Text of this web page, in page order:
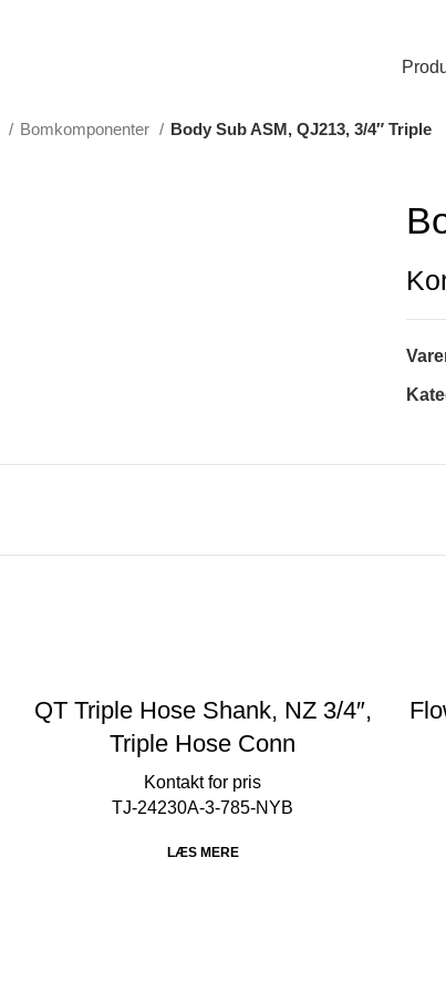
Bomkomponenter Body Sub ASM, QJ213, 3/4″ Triple
QT Triple Hose Shank, NZ 3/4″,
Triple Hose Conn
TJ-24230A-3-785-NYB
LÆS MERE